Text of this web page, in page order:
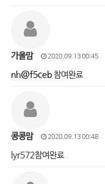
가을맘 2020.09.13 00:45
nh@f5ceb참여완료
콩콩맘 2020.09.13 00:48
lyr572참여완료